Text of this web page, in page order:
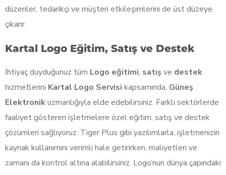
düzenler, tedarikçi ve müşteri etkileşimlerini de üst düzeye
çıkarır.
Kartal Logo Eğitim, Satış ve Destek
İhtiyaç duyduğunuz tüm Logo eğitimi, satışve destek
hizmetlerini Kartal Logo Servisi kapsamında, Güneş
Elektronikuzmanlığıyla elde edebilirsiniz. Farklı sektörlerde
faaliyet gösteren işletmelere özel eğitim, satış ve destek
çözümleri sağlıyoruz. Tiger Plus gibi yazılımlarla, işletmenizin
kaynak kullanımını verimli hale getirirken, maliyetleri ve
zamanı da kontrol altına alabilirsiniz. Logo’nun dünya çapındaki